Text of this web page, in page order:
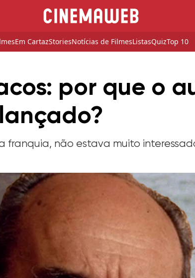
Em CartazStoriesNotícias de FilmesListasQuizTop 10
por que o
franquia, não estava muito